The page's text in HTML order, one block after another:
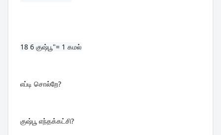
18 6 குஷ்பூ"= 1 கமல்
எப்டி சொல்றே?
குஷ்பூ எந்தக்கட்சி?